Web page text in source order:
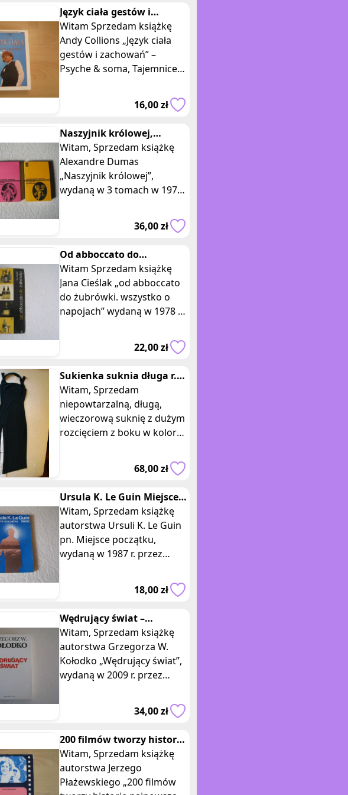
Język ciała gestów i
zachowań - Andy Collins
Witam Sprzedam książkę
Andy Collions „Język ciała
gestów i zachowań” –
Psyche & soma, Tajemnice
Wydawnictwo Astrum. W
16,00 zł
Naszyjnik królowej,
Alexandre Dumas komplet
- 3 tomy
Witam, Sprzedam książkę
Alexandre Dumas
„Naszyjnik królowej”,
wydaną w 3 tomach w 1979
miękkiej oprawie ze36,00 zł
Od abboccato do
żubrówki. Wszystko o
napojach, Jan Cieślak
Witam Sprzedam książkę
Jana Cieślak „od abboccato
do żubrówki. wszystko o
napojach” wydaną w 1978 r.
Wydanie I. Książk22,00 zł
Sukienka suknia długa r.
M karnawał studniówka
wesele uroczy
Witam, Sprzedam
niepowtarzalną, długą,
wieczorową suknię z dużym
rozcięciem z boku w kolorze
68,00 zł
Ursula K. Le Guin Miejsce
początku Wydanie I
Witam, Sprzedam książkę
autorstwa Ursuli K. Le Guin
pn. Miejsce początku,
wydaną w 1987 r. przez
18,00 zł
Wędrujący świat –
Grzegorz W. Kołodko –
autograf autora
Witam, Sprzedam książkę
autorstwa Grzegorza W.
Kołodko „Wędrujący świat”,
wydaną w 2009 r. przez
34,00 zł
200 filmów tworzy historię
najnowszą kina, Jerzy
Płażewski
Witam, Sprzedam książkę
autorstwa Jerzego
Płażewskiego „200 filmów